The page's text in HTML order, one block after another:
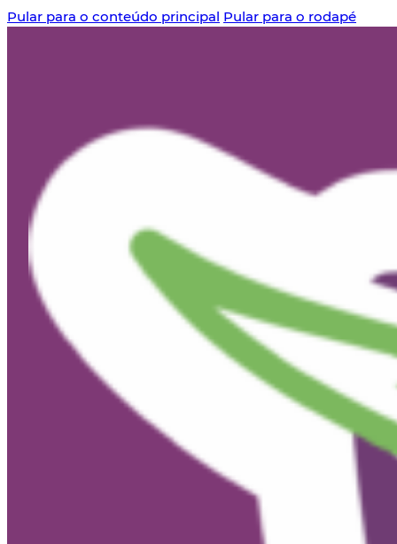
Pular para o conteúdo principal Pular para o rodapé